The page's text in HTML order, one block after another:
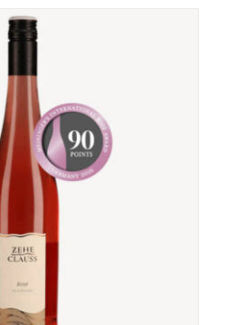
EVENTS
AWARDS
OPENING HOURS